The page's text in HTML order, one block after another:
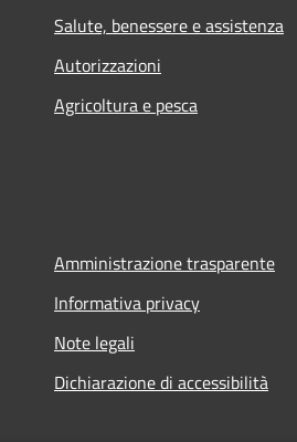
Salute, benessere e assistenza
Autorizzazioni
Agricoltura e pesca
Amministrazione trasparente
Informativa privacy
Note legali
Dichiarazione di accessibilità